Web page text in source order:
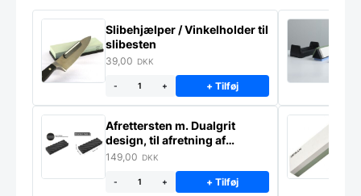
Slibehjælper / Vinkelholder til
slibesten
39,00 DKK
- + + Tilføj
Afrettersten m. Dualgrit
design, til afretning af
slibesten
149,00 DKK
- + + Tilføj